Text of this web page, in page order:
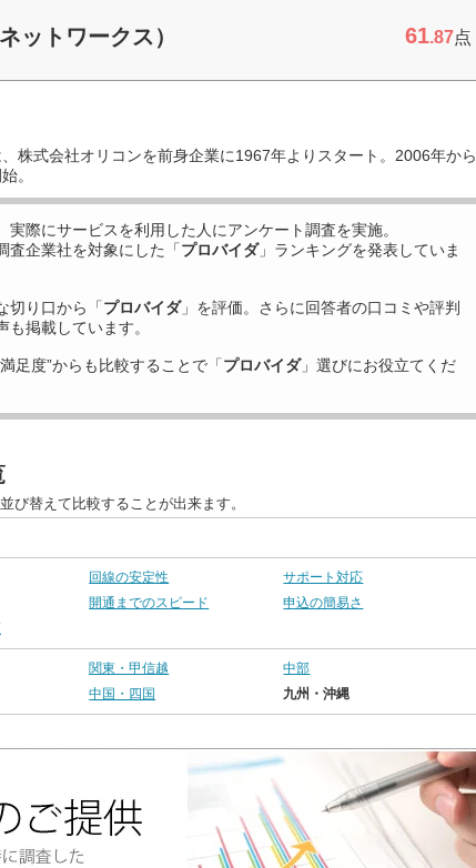
ットワークス） 61.87点
株式会社オリコンを前身企業に1967年よりスタート。2006年から
。
実際にサービスを利用した 人にアンケート調査を実施。
査企業社を対象にした「プロバイダ」ランキングを発表していま
切り口から「プロバイダ」を評価。さらに回答者の口コミや評判
掲載しています。
足度”からも比較することで「プロバイダ」選びにお役立てくだ
び替えて比較することが出来ます。
回線の安定性
サポート対応
開通までのスピード
申込の簡易さ
関東・甲信越
中部
中国・四国 九州・沖縄